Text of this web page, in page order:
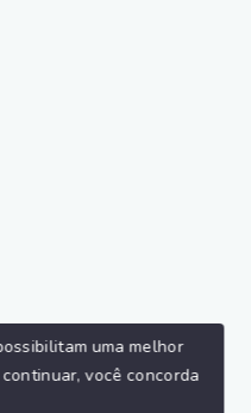
- Todos os direitos
uma melhor
você concorda